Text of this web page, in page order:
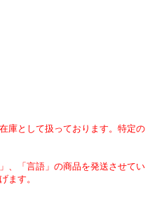
庫として扱っております。特定の
、「言語」の商品を発送させてい
ます。